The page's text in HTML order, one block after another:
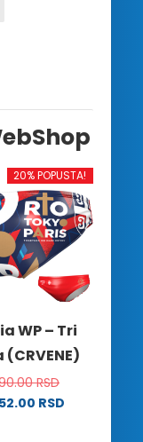
20% POPUSTA!
WP – Tri
RSD
RSD